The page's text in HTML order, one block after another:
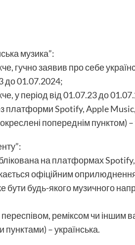
музика”:
гучно заявив про себе
до 01.07.2024;
у період від 01.07.23 до
платформи Spotify, Apple
попереднім пунктом) –
на платформах
офіційним
будь-якого музичного
реміксом чи іншим
– українська.